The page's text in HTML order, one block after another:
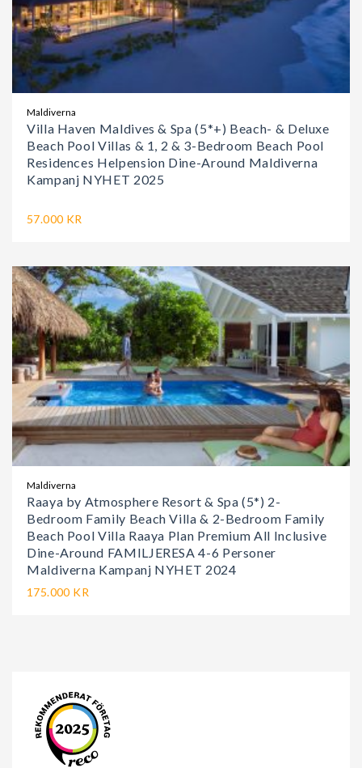
Maldiverna
Villa Haven Maldives & Spa (5*+) Beach- & Deluxe
Beach Pool Villas & 1, 2 & 3-Bedroom Beach Pool
Residences Helpension Dine-Around Maldiverna
Kampanj NYHET 2025
57.000 KR
Maldiverna
Raaya by Atmosphere Resort & Spa (5*) 2-
Bedroom Family Beach Villa & 2-Bedroom Family
Beach Pool Villa Raaya Plan Premium All Inclusive
Dine-Around FAMILJERESA 4-6 Personer
Maldiverna Kampanj NYHET 2024
175.000 KR